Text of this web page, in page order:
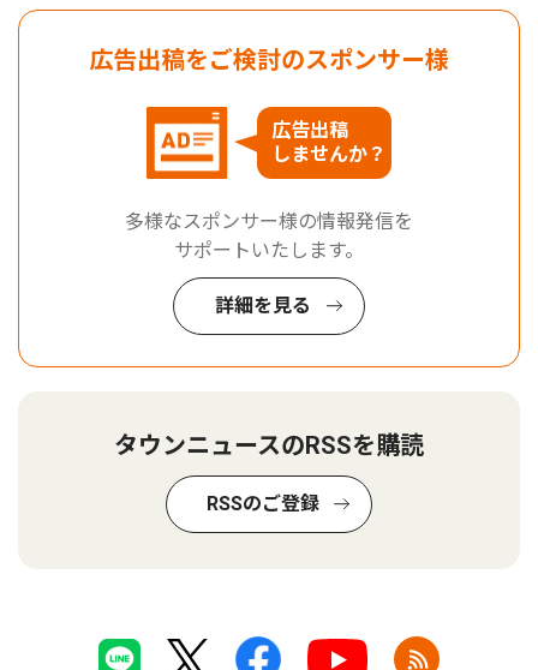
広告出稿をご検討のスポンサー様
広告出稿
しませんか？
多様なスポンサー様の情報発信を
サポートいたします。
詳細を見る
タウンニュースのRSSを購読
RSSのご登録